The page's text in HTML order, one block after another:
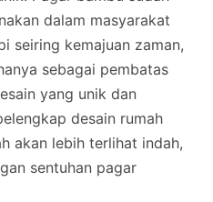
dalam masyarakat
seiring kemajuan zaman,
sebagai pembatas
yang unik dan
desain rumah
akan lebih terlihat indah,
sentuhan pagar